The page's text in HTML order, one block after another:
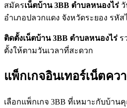
สมัครเน็ตบ้าน 3BB ตำบลหนองไร่
อำเภอปลวกแดง จังหวัดระยอง รหัส
ติดตั้งเน็ตบ้าน 3BB ตำบลหนองไร่ ร
ตั้งให้ตามวันเวลาที่สะดวก
แพ็กเกจอินเทอร์เน็ตคว
เลือกแพ็กเกจ 3BB ที่เหมาะกับบ้า